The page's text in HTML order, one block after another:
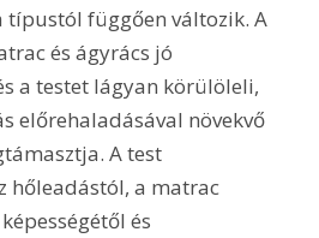
típustól függően változik. A
és ágyrács jó
a testet lágyan körülöleli,
előrehaladásával növekvő
A test
hőleadástól, a matrac
és